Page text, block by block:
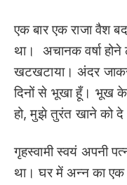
एक बार एक राजा वैश
था। अचानक वर्षा
खटखटाया। अंदर
दिनों से भूखा हूँ। भूख
हो, मुझे तुरंत खाने को दे
गृहस्वामी स्वयं अपनी
था। घर में अन्न का